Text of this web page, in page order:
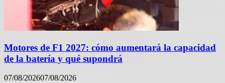
Motores de F1 2027: cómo aumentará la capacidad
de la batería y qué supondrá
07/08/202607/08/2026